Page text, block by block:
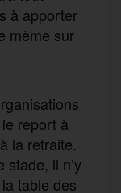
à apporter
même sur
report à
la retraite.
il n’y
table des